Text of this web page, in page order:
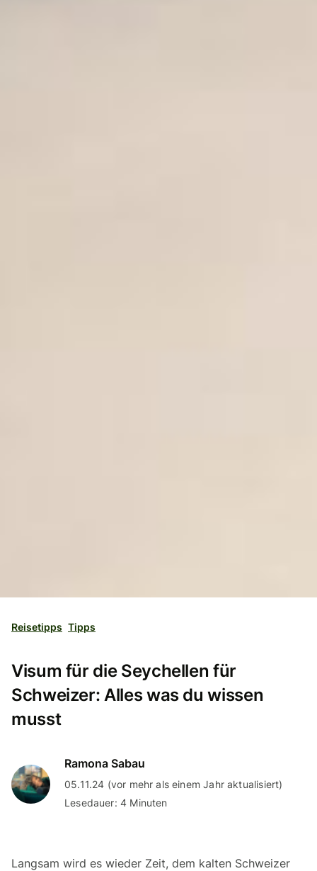
Reisetipps Tipps
Visum für die Seychellen für
Schweizer: Alles was du wissen
musst
Ramona Sabau
05.11.24 (vor mehr als einem Jahr aktualisiert)
Lesedauer: 4 Minuten
Langsam wird es wieder Zeit, dem kalten Schweizer